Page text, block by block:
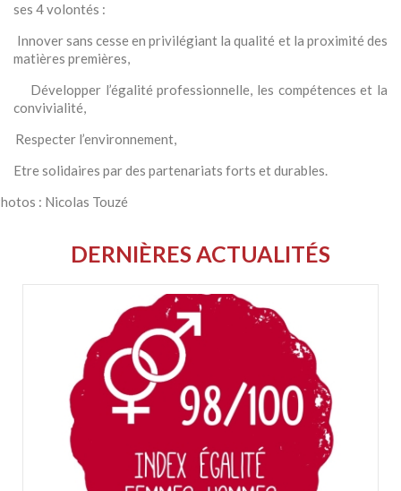
ses 4 volontés :
Innover sans cesse en privilégiant la qualité et la proximité des
matières premières,
Développer l’égalité professionnelle, les compétences et la
convivialité,
Respecter l’environnement,
solidaires par des partenariats forts et durables.
: Nicolas Touzé
DERNIÈRES ACTUALITÉS